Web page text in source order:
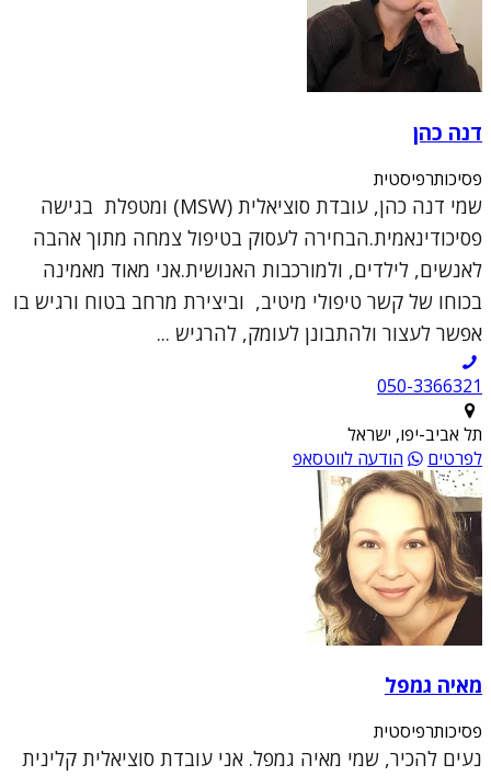
דנה כהן
פסיכותרפיסטית
שמי דנה כהן, עובדת סוציאלית (MSW) ומטפלת בגישה
פסיכודינאמית.הבחירה לעסוק בטיפול צמחה מתוך אהבה
לאנשים, לילדים, ולמורכבות האנושית.אני מאוד מאמינה
בכוחו של קשר טיפולי מיטיב, וביצירת מרחב בטוח ורגיש בו
אפשר לעצור ולהתבונן לעומק, להרגיש ...
050-3366321
תל אביב-יפו, ישראל
לפרטים
הודעה לווטסאפ
מאיה גמפל
פסיכותרפיסטית
נעים להכיר, שמי מאיה גמפל. אני עובדת סוציאלית קלינית